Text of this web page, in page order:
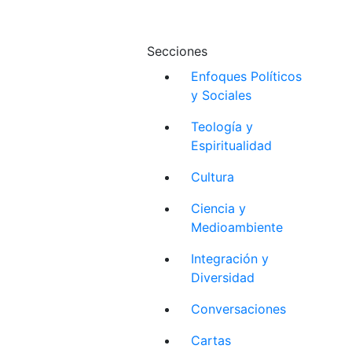
Secciones
Enfoques Políticos
y Sociales
Teología y
Espiritualidad
Cultura
Ciencia y
Medioambiente
Integración y
Diversidad
Conversaciones
Cartas